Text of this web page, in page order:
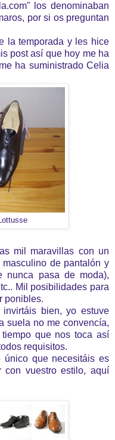
los denominaban
por si os preguntan
la temporada y les hice
post así que hoy me ha
ha suministrado Celia
mil maravillas con un
de pantalón y
nunca pasa de moda),
Mil posibilidades para
ponibles.
bien, yo estuve
suela no me convencía,
que nos toca así
requisitos.
único que necesitáis es
con vuestro estilo, aquí